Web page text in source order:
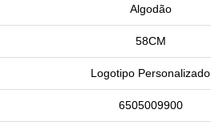
Algodão
58CM
Logotipo Personalizado
6505009900